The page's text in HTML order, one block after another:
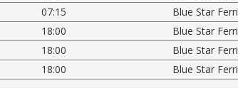
07:15 Blue Star
18:00 Blue Star
18:00 Blue Star
18:00 Blue Star